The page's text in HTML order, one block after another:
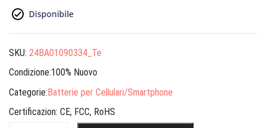
SKU: 24BA01090334_Te
Condizione:100% Nuovo
Categorie:Batterie per Cellulari/Smartphone
Certificazion: CE, FCC, RoHS